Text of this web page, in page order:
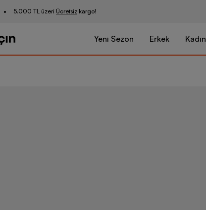
5.000 TL üzeri Ücretsiz kargo!
Yeni Sezon Erkek Kadın